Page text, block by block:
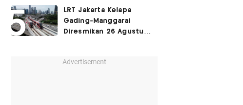
LRT Jakarta Kelapa
Gading-Manggarai
Diresmikan 26 Agustus
Advertisement